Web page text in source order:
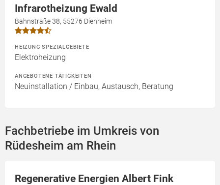
Infrarotheizung Ewald
Bahnstraße 38, 55276 Dienheim
HEIZUNG SPEZIALGEBIETE
Elektroheizung
ANGEBOTENE TÄTIGKEITEN
Neuinstallation / Einbau, Austausch, Beratung
Fachbetriebe im Umkreis von
Rüdesheim am Rhein
Regenerative Energien Albert Fink